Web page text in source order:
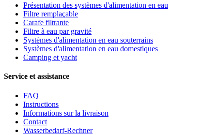
Présentation des systèmes d'alimentation en eau
Filtre remplaçable
Carafe filtrante
Filtre à eau par gravité
Systèmes d'alimentation en eau souterrains
Systèmes d'alimentation en eau domestiques
Camping et yacht
Service et assistance
FAQ
Instructions
Informations sur la livraison
Contact
Wasserbedarf-Rechner